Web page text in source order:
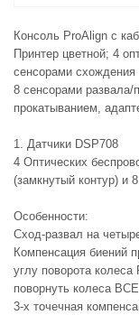
Консоль ProAlign с
Принтер цветной; 4
сенсорами схождения
8 сенсорами развала/
прокатыванием,
1. Датчики DSP708
4 Оптических
(замкнутый контур) и
Особенности:
Сход-развал на
Компенсация биений
углу поворота
поворнуть колеса
3-х точечная